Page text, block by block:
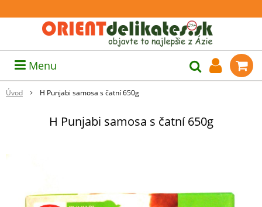
Menu
Úvod H Punjabi samosa s čatní 650g
H Punjabi samosa s čatní 650g